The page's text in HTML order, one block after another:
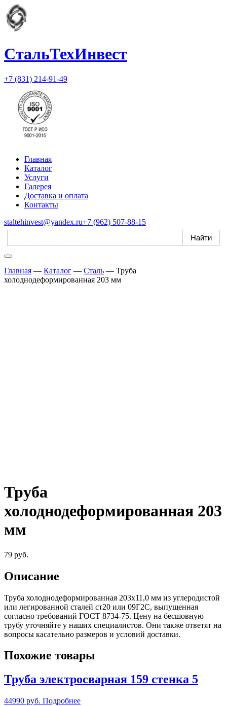
СтальТехИнвест
+7 (831) 214-91-49
Главная
Каталог
Услуги
Галерея
Доставка и оплата
Контакты
staltehinvest@yandex.ru+7 (962) 507-88-15
Главная — Каталог — Сталь — Труба
холоднодеформированная 203 мм
Труба
холоднодеформированная 203
мм
79 руб.
Описание
Труба холоднодеформированная 203х11,0 мм из углеродистой
или легированной сталей ст20 или 09Г2С, выпущенная
согласно требований ГОСТ 8734-75. Цену на бесшовную
трубу уточняйте у наших специалистов. Они также ответят на
вопросы касательно размеров и условий доставки.
Похожие товары
Труба электросварная 159 стенка 5
44990 руб. Подробнее